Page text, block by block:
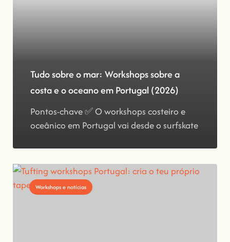
Tudo sobre o mar: Workshops sobre a
costa e o oceano em Portugal (2026)
Pontos-chave ✅ O workshops costeiro e
oceânico em Portugal vai desde o surfskate
Workshops e notícias